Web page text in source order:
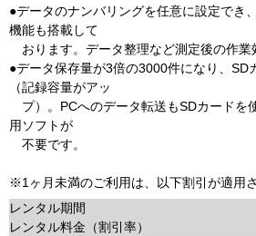
●データのナンバリングを任意に設定でき
機能も搭載して
おります。データ整理など測定後の作業
●データ保存量が3倍の3000件になり、SD
（記録容量がアッ
プ）。PCへのデータ転送もSDカードを
用ソフトが
不要です。
※1ヶ月未満のご利用は、以下割引が適用さ
レンタル期間
レンタル料金（割引率）